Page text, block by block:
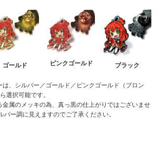
ゴールド ピンクゴールド ブラック
は、シルバー／ゴールド／ピンクゴールド（ブロン
選択可能です。
属のメッキの為、真っ黒の仕上がりではございませ
バー調に見えますのでご了承ください。